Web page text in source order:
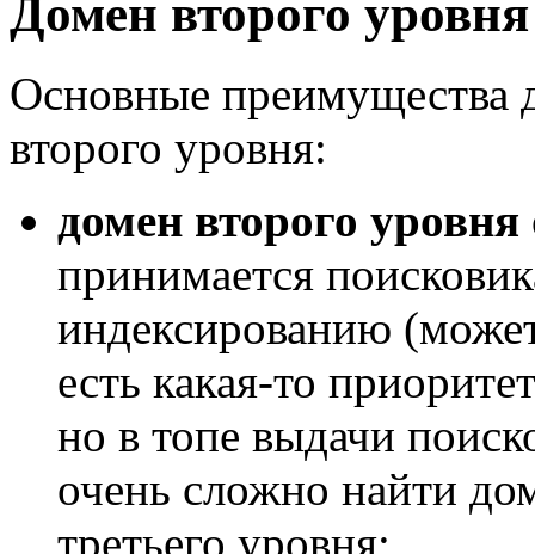
Домен второго уровня
Основные преимущества
второго уровня:
домен второго уровня
принимается
индексированию
есть какая-то
но в топе выдачи
очень сложно найти
третьего уровня;